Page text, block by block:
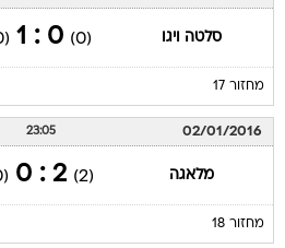
סלטה ויגו (0)
0 : 1
(0)
מחזור 17
02/01/2016
23:05
מלאגה (2)
2 : 0
(0)
מחזור 18